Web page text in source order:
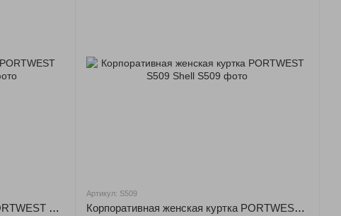
Воздухопроницаемая куртка PORTWEST S507 Argo 3-в-1
Артикул: S509
Корпоративная женская куртка PORTWEST S509 Shell